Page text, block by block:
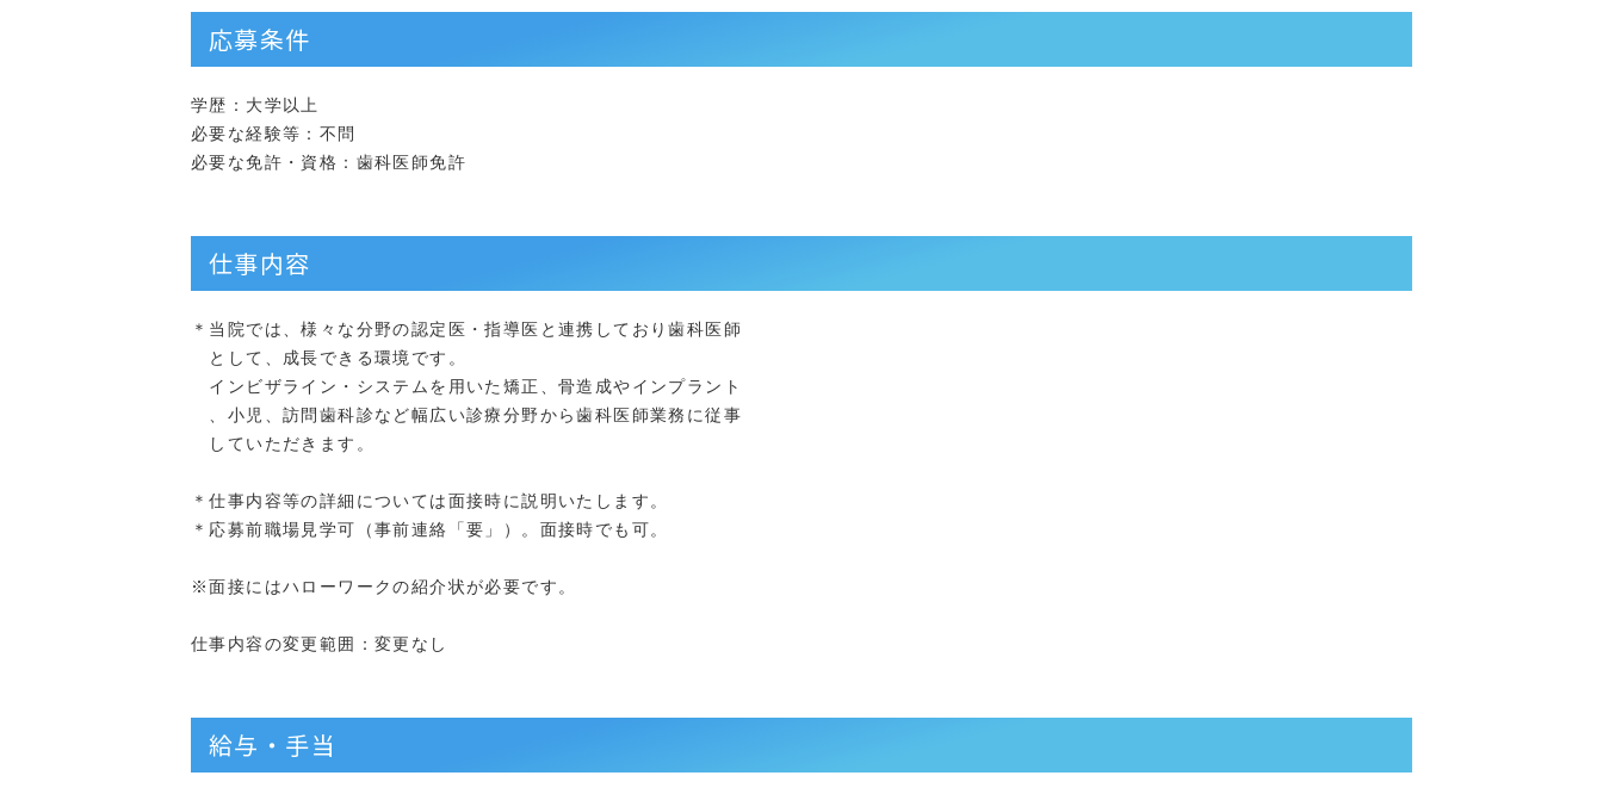
応募条件
学歴：大学以上
必要な経験等：不問
必要な免許・資格：歯科医師免許
仕事内容
＊当院では、様々な分野の認定医・指導医と連携しており歯科医師
として、成長できる環境です。
インビザライン・システムを用いた矯正、骨造成やインプラント
、小児、訪問歯科診など幅広い診療分野から歯科医師業務に従事
していただきます。
＊仕事内容等の詳細については面接時に説明いたします。
＊応募前職場見学可（事前連絡「要」）。面接時でも可。
※面接にはハローワークの紹介状が必要です。
仕事内容の変更範囲：変更なし
給与・手当